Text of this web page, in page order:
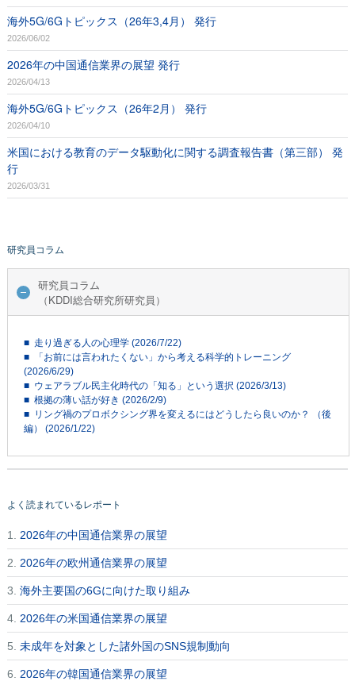
海外5G/6Gトピックス（26年3,4月） 発行
2026/06/02
2026年の中国通信業界の展望 発行
2026/04/13
海外5G/6Gトピックス（26年2月） 発行
2026/04/10
米国における教育のデータ駆動化に関する調査報告書（第三部） 発
行
2026/03/31
研究員コラム
研究員コラム
（KDDI総合研究所研究員）
■ 走り過ぎる人の心理学 (2026/7/22)
■ 「お前には言われたくない」から考える科学的トレーニング
(2026/6/29)
■ ウェアラブル民主化時代の「知る」という選択 (2026/3/13)
■ 根拠の薄い話が好き (2026/2/9)
■ リング禍のプロボクシング界を変えるにはどうしたら良いのか？ （後
編） (2026/1/22)
よく読まれているレポート
1. 2026年の中国通信業界の展望
2. 2026年の欧州通信業界の展望
3. 海外主要国の6Gに向けた取り組み
4. 2026年の米国通信業界の展望
5. 未成年を対象とした諸外国のSNS規制動向
6. 2026年の韓国通信業界の展望